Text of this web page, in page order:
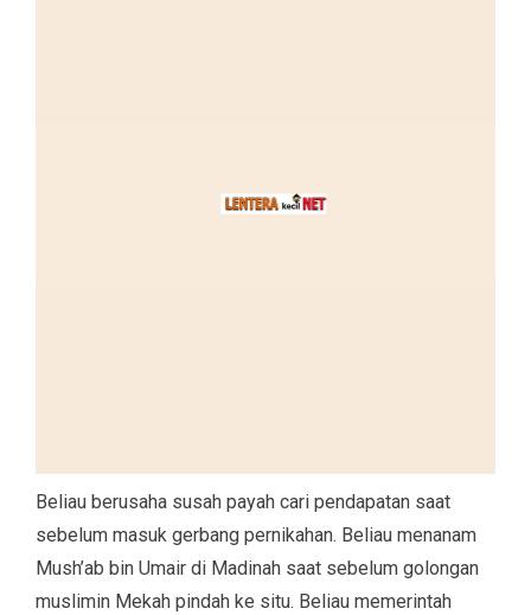
Beliau berusaha susah payah cari pendapatan saat
sebelum masuk gerbang pernikahan. Beliau menanam
Mush’ab bin Umair di Madinah saat sebelum golongan
muslimin Mekah pindah ke situ. Beliau memerintah